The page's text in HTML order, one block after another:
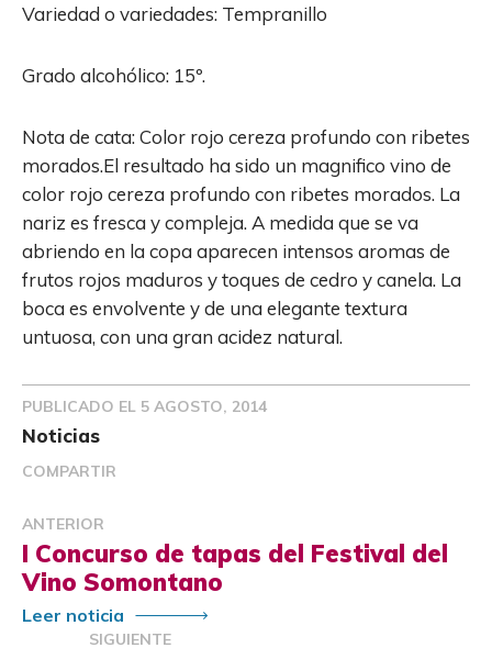
Variedad o variedades: Tempranillo
Grado alcohólico: 15º.
Nota de cata: Color rojo cereza profundo con ribetes
morados.El resultado ha sido un magnifico vino de
color rojo cereza profundo con ribetes morados. La
nariz es fresca y compleja. A medida que se va
abriendo en la copa aparecen intensos aromas de
frutos rojos maduros y toques de cedro y canela. La
boca es envolvente y de una elegante textura
untuosa, con una gran acidez natural.
PUBLICADO EL 5 AGOSTO, 2014
Noticias
COMPARTIR
ANTERIOR
I Concurso de tapas del Festival del
Vino Somontano
Leer noticia
SIGUIENTE